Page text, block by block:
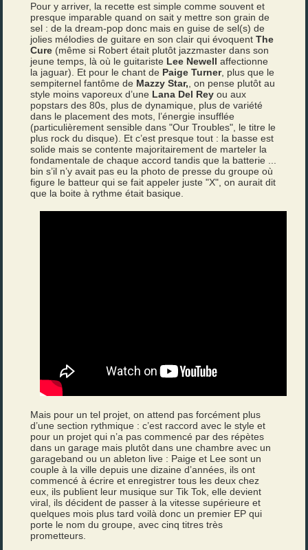
Pour y arriver, la recette est simple comme souvent et
presque imparable quand on sait y mettre son grain de
sel : de la dream-pop donc mais en guise de sel(s) de
jolies mélodies de guitare en son clair qui évoquentThe
Cure (même si Robert était plutôt jazzmaster dans son
jeune temps, là où le guitariste Lee Newellaffectionne
la jaguar). Et pour le chant de Paige Turner, plus que le
sempiternel fantôme de Mazzy Star,, on pense plutôt au
style moins vaporeux d’une Lana Del Rey ou aux
popstars des 80s, plus de dynamique, plus de variété
dans le placement des mots, l’énergie insufflée
(particulièrement sensible dans "Our Troubles", le titre le
plus rock du disque). Et c’est presque tout : la basse est
solide mais se contente majoritairement de marteler la
fondamentale de chaque accord tandis que la batterie ...
bin s’il n’y avait pas eu la photo de presse du groupe où
figure le batteur qui se fait appeler juste "X", on aurait dit
que la boite à rythme était basique.
Mais pour un tel projet, on attend pas forcément plus
d’une section rythmique : c’est raccord avec le style et
pour un projet qui n’a pas commencé par des répètes
dans un garage mais plutôt dans une chambre avec un
garageband ou un ableton live : Paige et Lee sont un
couple à la ville depuis une dizaine d’années, ils ont
commencé à écrire et enregistrer tous les deux chez
eux, ils publient leur musique sur Tik Tok, elle devient
viral, ils décident de passer à la vitesse supérieure et
quelques mois plus tard voilà donc un premier EP qui
porte le nom du groupe, avec cinq titres très
prometteurs.